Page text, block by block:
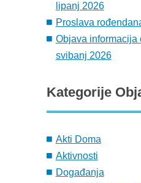
lipanj 2026
Proslava
Objava informacija
svibanj 2026
Kategorije
Akti Doma
Aktivnosti
Događanja